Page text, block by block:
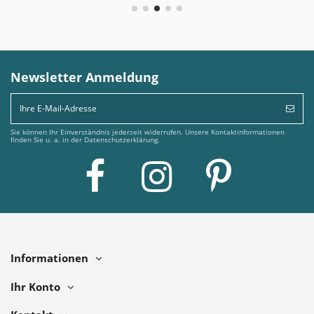
Newsletter Anmeldung
Sie können Ihr Einverständnis jederzeit widerrufen. Unsere Kontaktinformationen
finden Sie u. a. in der Datenschutzerklärung.
Informationen
Ihr Konto